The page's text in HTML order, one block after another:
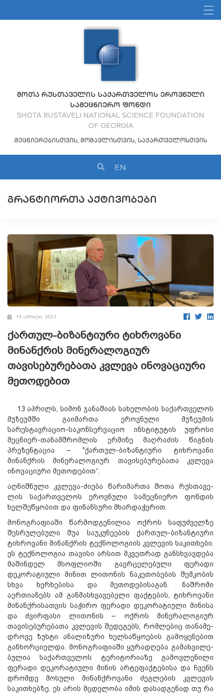
ᲨᲝᲗᲐ ᲠᲣᲡᲗᲐᲕᲔᲚᲘᲡ ᲡᲐᲥᲐᲠᲗᲕᲔᲚᲝᲡ ᲔᲠᲝᲕᲜᲣᲚᲘ
ᲡᲐᲛᲔᲪᲜᲘᲔᲠᲝ ᲤᲝᲜᲓᲘ
SHOTA RUSTAVELI NATIONAL SCIENCE FOUNDATION
OF GEORGIA
ᲛᲔᲪᲜᲘᲔᲠᲔᲑᲘᲡᲗᲕᲘᲡ, ᲛᲝᲛᲐᲕᲚᲘᲡᲗᲕᲘᲡ, ᲡᲐᲥᲐᲠᲗᲕᲔᲚᲝᲡᲗᲕᲘᲡ
EN
ᲒᲠᲐᲜᲢᲘᲝᲠᲗᲐ ᲐᲥᲢᲘᲕᲝᲑᲔᲑᲘ
14 აპრილი, 2021
ქართულ-ბიზანტიური ტიხროვანი
მინანქრის მინერალოგიურ
თავისებურებათა კვლევა ინოვაციური
მეთოდებით
13 აპრილს, სიმონ ჯანაშიას სახელობის საქართველოს
მუზეუმში გაიმართა ეროვნული მუზეუმის
სარესტავრაციო-საკონსერვაციო ინსტიტუტის უფროსი
მეცნიერ-თანამშრომლის ერმინე მაღრაძის წიგნის
პრეზენტაცია – "ქართულ-ბიზანტიური ტიხროვანი
მინანქრის მინერალოგიურ თავისებურებათა კვლევა
ინოვაციური მეთოდებით“.
აღნიშნული კვლევა-ძიება წარიმართა შოთა რუსთა­ვე­
ლის საქართველოს ეროვნული სამეცნიერო ფონდის
ხელ­შეწყობით და ფინანსური მხარ­დაჭერით.
მონოგრაფიაში წარმოდგენილია ოქროს საფუძველზე
შეს­რუ­ლებული შუა საუკუნეების ქართულ-ბიზანტიური
ტიხ­როვანი მინანქრის ტექნოლოგიის კვლევის საკითხები.
ეს ტექნო­ლოგია თავისი არსით მკვეთრად განსხვავდება
მაშინ­დელ მსოფლიოში გავრცელებული ფერადი
დეკორატიული მინით ლითონის ნაკეთობების შემკობის
სხვა ხერხებისა და მეთოდებისაგან. ნაშრომი
აერთიანებს ამ განმასხვავებელი ფაქტების, ტი­­­­ხ­რო­ვანი
მინანქრისათვის საჭირო ფერადი დეკორატიუ­ლი მინისა
და ძვირფასი ლითონის – ოქროს მინერალოგიურ
თავისებურებათა კვლევის შედეგებს, რომ­ლებიც თანა­მე­
დ­რო­ვე ზუსტი ანალიზური ხელსაწყოების გამო­ყე­ნებით
გან­ხორ­ციელდა. მონოგრაფიაში ყურადღება გამა­ხვი­ლე­
ბუ­ლია საქართველოს ტერიტორიაზე გამოვლენი­ლი
ფერადი დეკო­რა­ტიული მინის არტეფაქტებისა და ჩვენს
დრომდე მოსული მინანქროვანი ძეგლების კვლევის
საკით­ხებზე. ეს არის მცდე­ლობა იმის დასადგენად თუ რა